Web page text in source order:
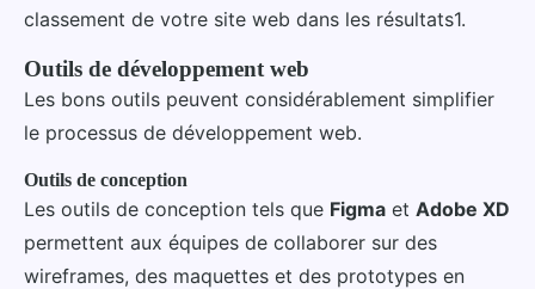
classement de votre site web dans les résultats1.
Outils de développement web
Les bons outils peuvent considérablement simplifier
le processus de développement web.
Outils de conception
Les outils de conception tels que Figma et Adobe XD
permettent aux équipes de collaborer sur des
wireframes, des maquettes et des prototypes en